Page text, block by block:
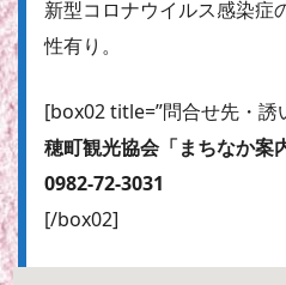
新型コロナウイルス感染症
性有り。
[box02 title=”問合せ先・誘
穂町観光協会「まちなか案
0982-72-3031
[/box02]